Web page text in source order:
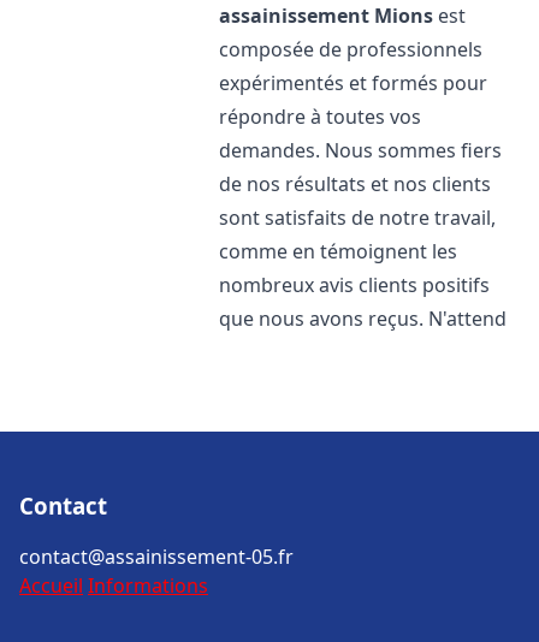
assainissement Mions est
composée de professionnels
expérimentés et formés pour
répondre à toutes vos
demandes. Nous sommes fiers
de nos résultats et nos clients
sont satisfaits de notre travail,
comme en témoignent les
nombreux avis clients positifs
que nous avons reçus. N'attend
Contact
contact@assainissement-05.fr
Accueil Informations